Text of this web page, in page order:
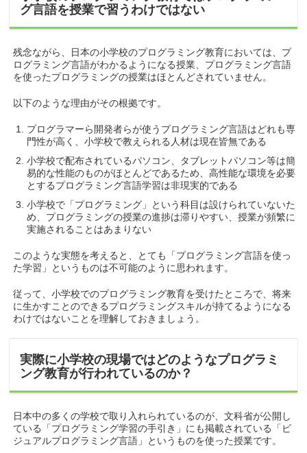
グ言語を授業で習うわけではない
残念ながら、日本の小学校のプログラミング教育においては、プ
ログラミング言語がわかるようになる授業、プログラミング言語
を使ったプログラミングの授業はほとんどされていません。
以下のような理由がその根拠です。
プログラマーら開発者らが使うプログラミング言語はどれも専
門性が高く、小学校で教えられる人材は現在皆無である
小学校で配布されているパソコン、タブレットパソコン等は簡
易的な性能のものがほとんどであるため、高性能な環境を必要
とするプログラミング言語学習は非現実的である
小学校で「プログラミング」という科目は設けられていないた
め、プログラミングの授業の進捗は滞りやすい、授業が頻繁に
実施されることはあまりない
このような実態を考えると、とても「プログラミング言語を使っ
た学習」というものは不可能のように思われます。
従って、小学校でのプログラミング教育を受けたところで、将来
に生かすことのできるプログラミングスキルが持てるようになる
わけではないことを理解しておきましょう。
実際に小学校の現場ではどのようなプログラミ
ング教育が行われているのか？
日本中の多くの学校で取り入れられているのが、文科省が公開し
ている「プログラミング学習の手引き」にも掲載されている「ビ
ジュアルプログラミング言語」というものを使った授業です。